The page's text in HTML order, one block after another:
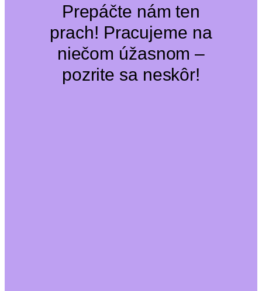
Prepáčte nám ten
prach! Pracujeme na
niečom úžasnom –
pozrite sa neskôr!